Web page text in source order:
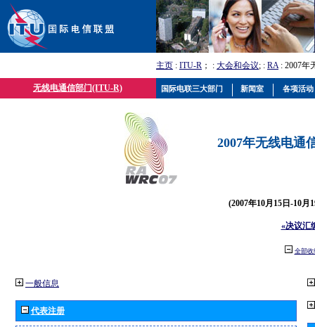
主页 : ITU-R ； : 大会和会议; : RA: 2007年
无线电通信部门(ITU-R)
2007年无线电通
(2007年10月15日-10月
«决议汇
全部收
一般信息
代表注册
国际电联三大部门 新闻室 各项活动